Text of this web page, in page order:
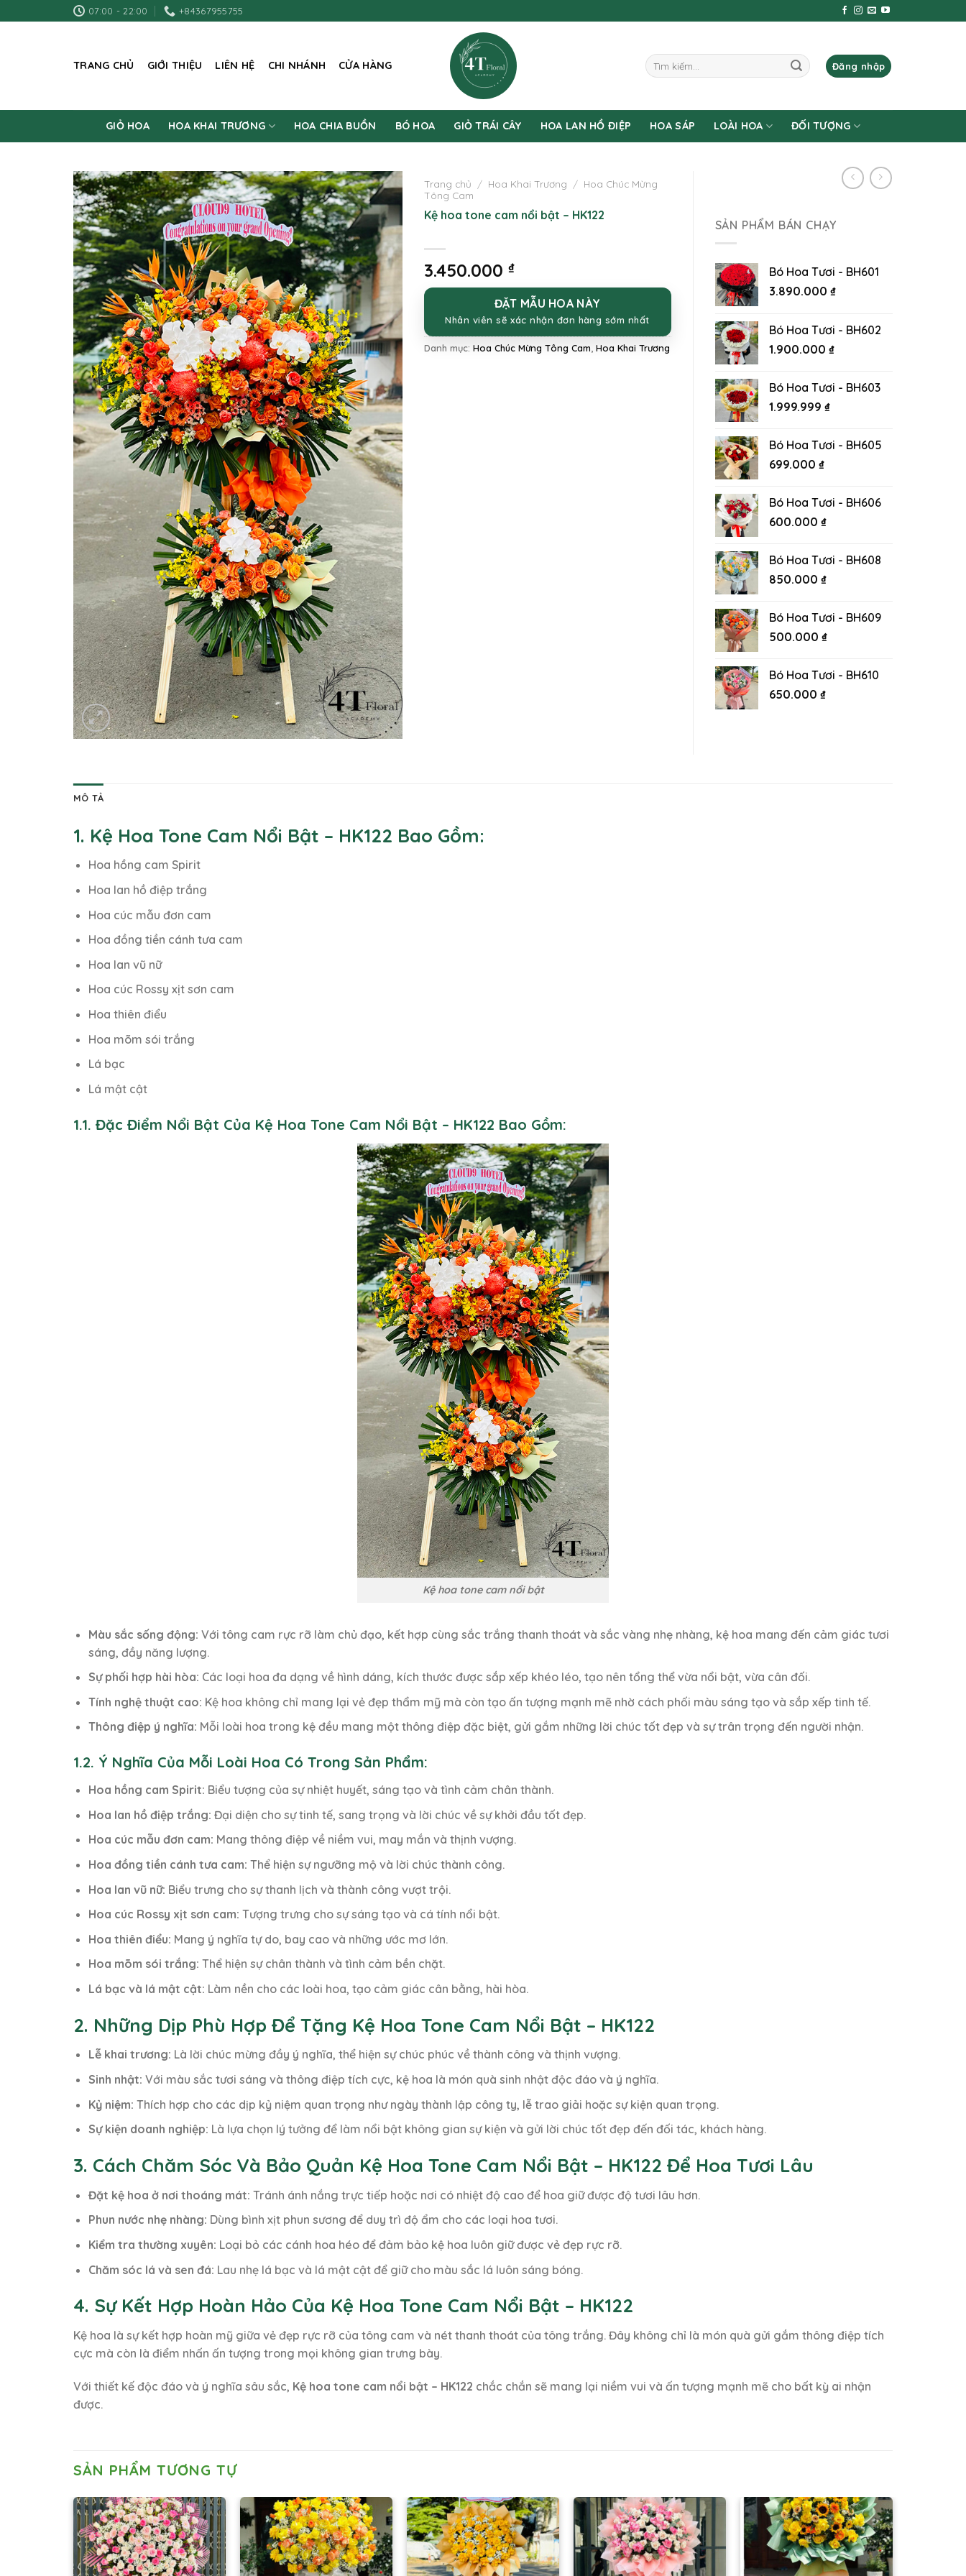
to
07:00 - 22:00 +84367955755
TRANG CHỦ GIỚI THIỆU LIÊN HỆ CHI NHÁNH CỬA HÀNG
Tìm
kiếm:
Đăng nhập
GIỎ HOA HOA KHAI TRƯƠNG HOA CHIA BUỒN BÓ HOA GIỎ TRÁI CÂY HOA LAN HỒ ĐIỆP HOA SÁP LOÀI HOA ĐỐI TƯỢNG
Trang chủ / Hoa Khai Trương / Hoa Chúc Mừng
Tông Cam
Kệ hoa tone cam nổi bật – HK122
3.450.000 ₫
ĐẶT MẪU HOA NÀY
Nhân viên sẽ xác nhận đơn hàng sớm nhất
Danh mục: Hoa Chúc Mừng Tông Cam Hoa Khai Trương
SẢN PHẨM BÁN CHẠY
Bó Hoa Tươi - BH601
3.890.000 ₫
Bó Hoa Tươi - BH602
1.900.000 ₫
Bó Hoa Tươi - BH603
1.999.999 ₫
Bó Hoa Tươi - BH605
699.000 ₫
Bó Hoa Tươi - BH606
600.000 ₫
Bó Hoa Tươi - BH608
850.000 ₫
Bó Hoa Tươi - BH609
500.000 ₫
Bó Hoa Tươi - BH610
650.000 ₫
MÔ TẢ
1. Kệ Hoa Tone Cam Nổi Bật – HK122 Bao Gồm:
Hoa hồng cam Spirit
Hoa lan hồ điệp trắng
Hoa cúc mẫu đơn cam
Hoa đồng tiền cánh tưa cam
Hoa lan vũ nữ
Hoa cúc Rossy xịt sơn cam
Hoa thiên điểu
Hoa mõm sói trắng
Lá bạc
Lá mật cật
1.1. Đặc Điểm Nổi Bật Của Kệ Hoa Tone Cam Nổi Bật – HK122 Bao Gồm:
Kệ hoa tone cam nổi bật
Màu sắc sống động: Với tông cam rực rỡ làm chủ đạo, kết hợp cùng sắc trắng thanh thoát và sắc vàng nhẹ nhàng, kệ hoa mang đến cảm giác tươi
sáng, đầy năng lượng.
Sự phối hợp hài hòa: Các loại hoa đa dạng về hình dáng, kích thước được sắp xếp khéo léo, tạo nên tổng thể vừa nổi bật, vừa cân đối.
Tính nghệ thuật cao: Kệ hoa không chỉ mang lại vẻ đẹp thẩm mỹ mà còn tạo ấn tượng mạnh mẽ nhờ cách phối màu sáng tạo và sắp xếp tinh tế.
Thông điệp ý nghĩa: Mỗi loài hoa trong kệ đều mang một thông điệp đặc biệt, gửi gắm những lời chúc tốt đẹp và sự trân trọng đến người nhận.
1.2. Ý Nghĩa Của Mỗi Loài Hoa Có Trong Sản Phẩm:
Hoa hồng cam Spirit: Biểu tượng của sự nhiệt huyết, sáng tạo và tình cảm chân thành.
Hoa lan hồ điệp trắng: Đại diện cho sự tinh tế, sang trọng và lời chúc về sự khởi đầu tốt đẹp.
Hoa cúc mẫu đơn cam: Mang thông điệp về niềm vui, may mắn và thịnh vượng.
Hoa đồng tiền cánh tưa cam: Thể hiện sự ngưỡng mộ và lời chúc thành công.
Hoa lan vũ nữ: Biểu trưng cho sự thanh lịch và thành công vượt trội.
Hoa cúc Rossy xịt sơn cam: Tượng trưng cho sự sáng tạo và cá tính nổi bật.
Hoa thiên điểu: Mang ý nghĩa tự do, bay cao và những ước mơ lớn.
Hoa mõm sói trắng: Thể hiện sự chân thành và tình cảm bền chặt.
Lá bạc và lá mật cật: Làm nền cho các loài hoa, tạo cảm giác cân bằng, hài hòa.
2. Những Dịp Phù Hợp Để Tặng Kệ Hoa Tone Cam Nổi Bật – HK122
Lễ khai trương: Là lời chúc mừng đầy ý nghĩa, thể hiện sự chúc phúc về thành công và thịnh vượng.
Sinh nhật: Với màu sắc tươi sáng và thông điệp tích cực, kệ hoa là món quà sinh nhật độc đáo và ý nghĩa.
Kỷ niệm: Thích hợp cho các dịp kỷ niệm quan trọng như ngày thành lập công ty, lễ trao giải hoặc sự kiện quan trọng.
Sự kiện doanh nghiệp: Là lựa chọn lý tưởng để làm nổi bật không gian sự kiện và gửi lời chúc tốt đẹp đến đối tác, khách hàng.
3. Cách Chăm Sóc Và Bảo Quản Kệ Hoa Tone Cam Nổi Bật – HK122 Để Hoa Tươi Lâu
Đặt kệ hoa ở nơi thoáng mát: Tránh ánh nắng trực tiếp hoặc nơi có nhiệt độ cao để hoa giữ được độ tươi lâu hơn.
Phun nước nhẹ nhàng: Dùng bình xịt phun sương để duy trì độ ẩm cho các loại hoa tươi.
Kiểm tra thường xuyên: Loại bỏ các cánh hoa héo để đảm bảo kệ hoa luôn giữ được vẻ đẹp rực rỡ.
Chăm sóc lá và sen đá: Lau nhẹ lá bạc và lá mật cật để giữ cho màu sắc lá luôn sáng bóng.
4. Sự Kết Hợp Hoàn Hảo Của Kệ Hoa Tone Cam Nổi Bật – HK122
Kệ hoa là sự kết hợp hoàn mỹ giữa vẻ đẹp rực rỡ của tông cam và nét thanh thoát của tông trắng. Đây không chỉ là món quà gửi gắm thông điệp tích
cực mà còn là điểm nhấn ấn tượng trong mọi không gian trưng bày.
Với thiết kế độc đáo và ý nghĩa sâu sắc, Kệ hoa tone cam nổi bật – HK122 chắc chắn sẽ mang lại niềm vui và ấn tượng mạnh mẽ cho bất kỳ ai nhận
được.
SẢN PHẨM TƯƠNG TỰ